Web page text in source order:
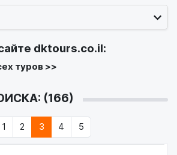
dktours.co.il:
туров >>
(166)
1 2 3 4 5